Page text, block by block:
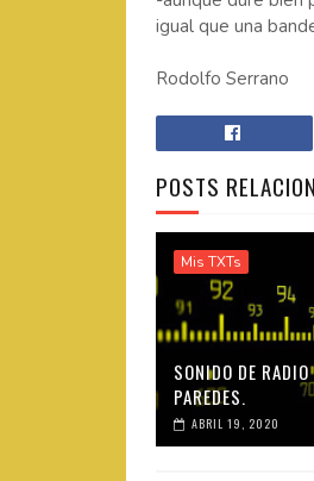
igual que una
Rodolfo Serrano
POSTS
Mis TXTs
SONIDO DE RADIO
PAREDES.
ABRIL 19, 2020